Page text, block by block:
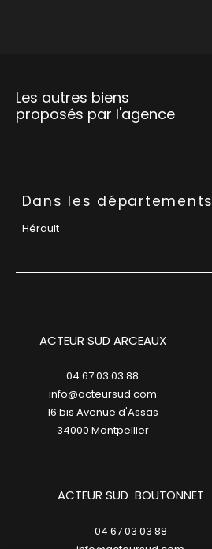
Les autres biens
proposés par l'agence
Dans les départements
Hérault
ACTEUR SUD ARCEAUX
04 67 03 03 88
info@acteursud.com
16 bis Avenue d'Assas
34000
montpellier
ACTEUR SUD BOUTONNET
04 67 03 03 88